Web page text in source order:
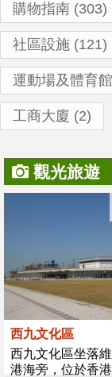
購物指南 (303)
社區設施 (121)
運動場及體育
工商大廈 (2)
觀光旅遊
西九文化區
西九文化區坐落
港海旁，位於香